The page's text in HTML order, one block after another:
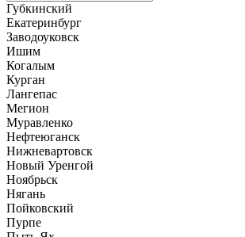
Губкинский
Екатеринбург
Заводоуковск
Ишим
Когалым
Курган
Лангепас
Мегион
Муравленко
Нефтеюганск
Нижневартовск
Новый Уренгой
Ноябрьск
Нягань
Пойковский
Пурпе